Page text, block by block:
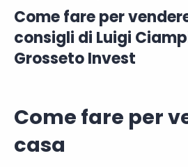
Come fare per
consigli di Luigi
Grosseto Invest
Come fare per
casa